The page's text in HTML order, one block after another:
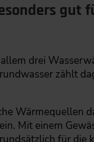
gut
drei
zählt
Wärmequellen
Mit einem
für die